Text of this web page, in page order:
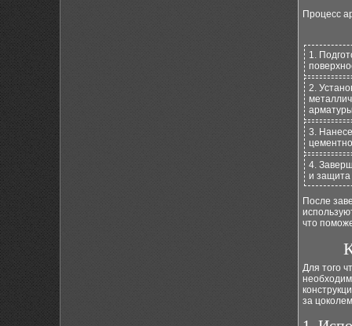
Процесс
1.
2.
3.
4.
и защита
После
что
Для того
за